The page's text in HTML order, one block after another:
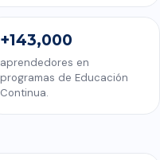
+143,000
aprendedores en
programas de Educación
Continua.